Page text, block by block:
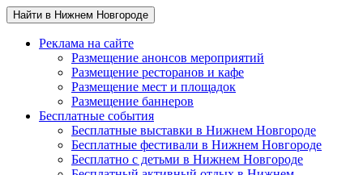
Найти в Нижнем Новгороде
Реклама на сайте
Размещение анонсов мероприятий
Размещение ресторанов и кафе
Размещение мест и площадок
Размещение баннеров
Бесплатные события
Бесплатные выставки в Нижнем Новгороде
Бесплатные фестивали в Нижнем Новгороде
Бесплатно с детьми в Нижнем Новгороде